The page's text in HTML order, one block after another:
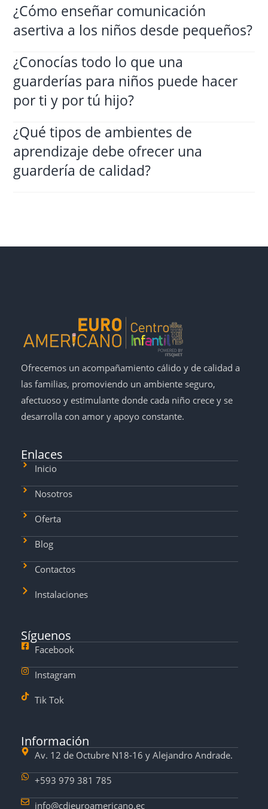
¿Cómo enseñar comunicación
asertiva a los niños desde pequeños?
¿Conocías todo lo que una
guarderías para niños puede hacer
por ti y por tú hijo?
¿Qué tipos de ambientes de
aprendizaje debe ofrecer una
guardería de calidad?
Ofrecemos un acompañamiento cálido y de calidad a
las familias, promoviendo un ambiente seguro,
afectuoso y estimulante donde cada niño crece y se
desarrolla con amor y apoyo constante.
Enlaces
Inicio
Nosotros
Oferta
Blog
Contactos
Instalaciones
Síguenos
Facebook
Instagram
Tik Tok
Información
Av. 12 de Octubre N18-16 y Alejandro Andrade.
+593 979 381 785
info@cdieuroamericano.ec